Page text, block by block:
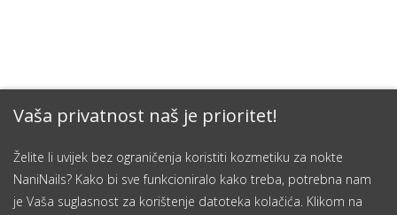
Vaša privatnost naš je prioritet!
Želite li uvijek bez ograničenja koristiti kozmetiku za nokte
NaniNails? Kako bi sve funkcioniralo kako treba, potrebna nam
je Vaša suglasnost za korištenje datoteka kolačića. Klikom na